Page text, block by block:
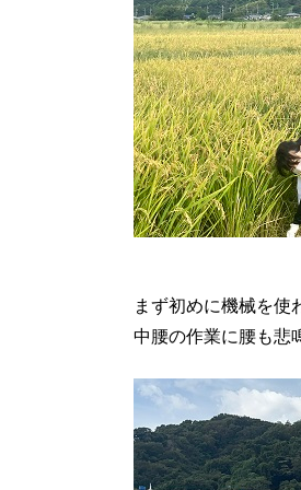
まず初めに機械を使
中腰の作業に腰も悲